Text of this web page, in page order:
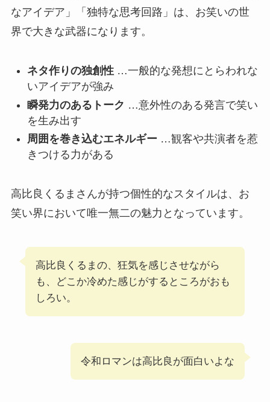
なアイデア」「独特な思考回路」は、お笑いの世
界で大きな武器になります。
ネタ作りの独創性…一般的な発想にとらわれな
いアイデアが強み
瞬発力のあるトーク …意外性のある発言で笑い
を生み出す
周囲を巻き込むエネルギー …観客や共演者を惹
きつける力がある
高比良くるまさんが持つ個性的なスタイルは、お
笑い界において唯一無二の魅力となっています。
高比良くるまの、狂気を感じさせながら
も、どこか冷めた感じがするところがおも
しろい。
令和ロマンは高比良が面白いよな